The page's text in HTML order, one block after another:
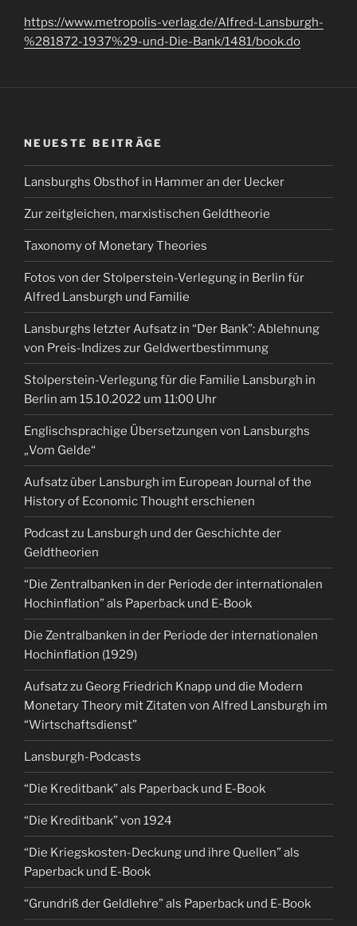
https://www.metropolis-verlag.de/Alfred-Lansburgh-
%281872-1937%29-und-Die-Bank/1481/book.do
NEUESTE BEITRÄGE
Lansburghs Obsthof in Hammer an der Uecker
Zur zeitgleichen, marxistischen Geldtheorie
Taxonomy of Monetary Theories
Fotos von der Stolperstein-Verlegung in Berlin für
Alfred Lansburgh und Familie
Lansburghs letzter Aufsatz in “Der Bank”: Ablehnung
von Preis-Indizes zur Geldwertbestimmung
Stolperstein-Verlegung für die Familie Lansburgh in
Berlin am 15.10.2022 um 11:00 Uhr
Englischsprachige Übersetzungen von Lansburghs
„Vom Gelde“
Aufsatz über Lansburgh im European Journal of the
History of Economic Thought erschienen
Podcast zu Lansburgh und der Geschichte der
Geldtheorien
“Die Zentralbanken in der Periode der internationalen
Hochinflation” als Paperback und E-Book
Die Zentralbanken in der Periode der internationalen
Hochinflation (1929)
Aufsatz zu Georg Friedrich Knapp und die Modern
Monetary Theory mit Zitaten von Alfred Lansburgh im
“Wirtschaftsdienst”
Lansburgh-Podcasts
“Die Kreditbank” als Paperback und E-Book
“Die Kreditbank” von 1924
“Die Kriegskosten-Deckung und ihre Quellen” als
Paperback und E-Book
“Grundriß der Geldlehre” als Paperback und E-Book